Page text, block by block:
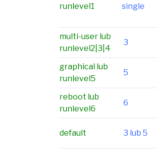
runlevel1
single
multi-user lub
runlevel2|3|4
3
graphical lub
runlevel5
5
reboot lub
runlevel6
6
default 3 lub 5